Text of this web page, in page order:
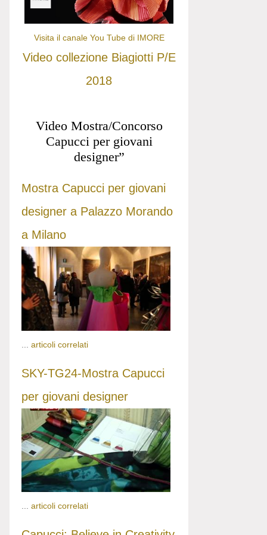
Visita il canale You Tube di IMORE
Video collezione Biagiotti P/E
2018
Video Mostra/Concorso
Capucci per giovani
designer”
Mostra Capucci per giovani
designer a Palazzo Morando
a Milano
articoli correlati
SKY-TG24-Mostra Capucci
per giovani designer
... articoli correlati